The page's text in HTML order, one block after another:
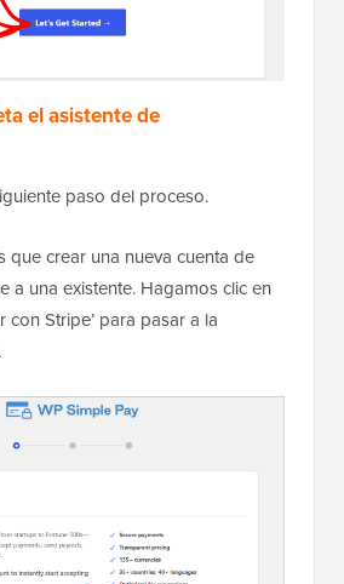
el asistente de
paso del proceso.
que crear una nueva cuenta de
a una existente. Hagamos clic en
con Stripe’ para pasar a la